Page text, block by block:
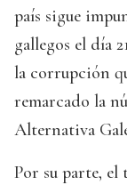
país sigue
gallegos el día
la corrupción
remarcado la
Alternativa
Por su parte,